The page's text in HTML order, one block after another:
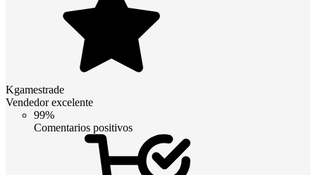
Kgamestrade
Vendedor excelente
99%
Comentarios positivos